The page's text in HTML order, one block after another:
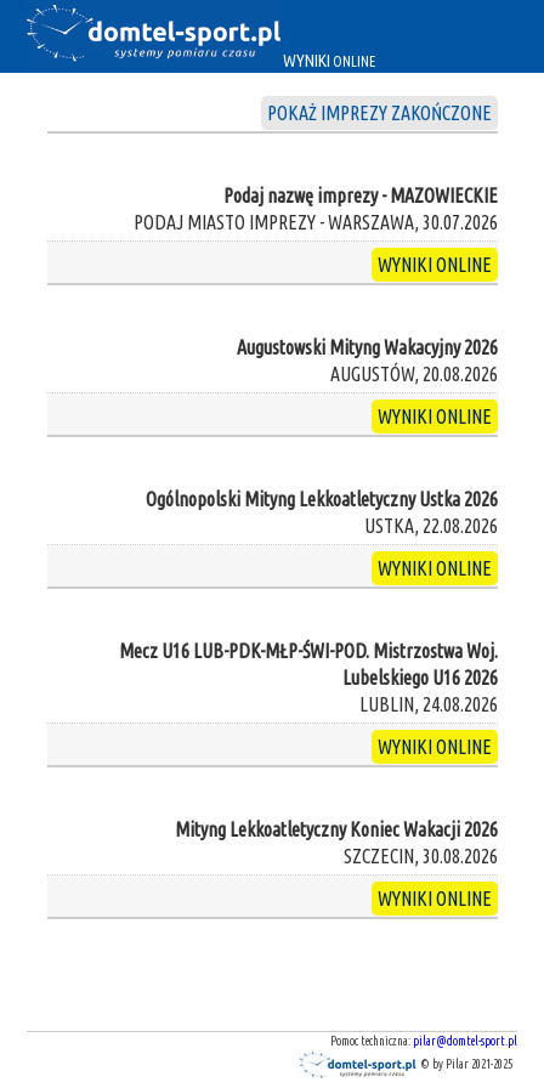
WYNIKI ONLINE
POKAŻ IMPREZY ZAKOŃCZONE
Podaj nazwę imprezy - MAZOWIECKIE
PODAJ MIASTO IMPREZY - WARSZAWA, 30.07.2026
WYNIKI ONLINE
Augustowski Mityng Wakacyjny 2026
AUGUSTÓW, 20.08.2026
WYNIKI ONLINE
Ogólnopolski Mityng Lekkoatletyczny Ustka 2026
USTKA, 22.08.2026
WYNIKI ONLINE
Mecz U16 LUB-PDK-MŁP-ŚWI-POD. Mistrzostwa Woj.
Lubelskiego U16 2026
LUBLIN, 24.08.2026
WYNIKI ONLINE
Mityng Lekkoatletyczny Koniec Wakacji 2026
SZCZECIN, 30.08.2026
WYNIKI ONLINE
Pomoc techniczna: pilar@domtel-sport.pl
© by Pilar 2021-2025